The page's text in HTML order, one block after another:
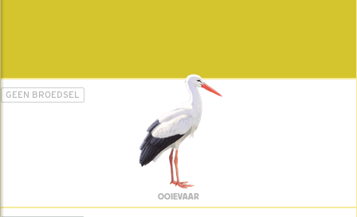
GEEN BROEDSEL
OOIEVAAR